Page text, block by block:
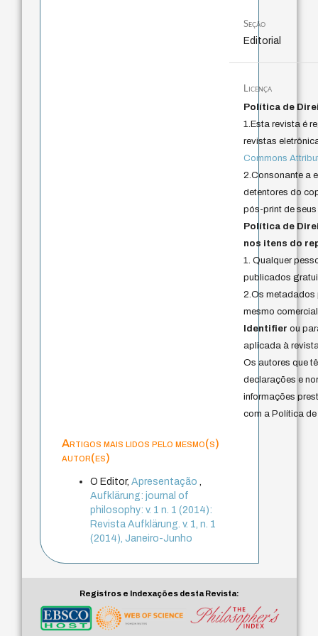
Seção
Editorial
Licença
Política de
1.Esta revista é
revistas
Commons
2.Consonante a
detentores do
pós-print de
Política de
nos itens do
1. Qualquer
publicados
2.Os metadados
mesmo
Identifier ou
aplicada à
Os autores que
declarações e
informações
com a Política
Artigos mais lidos pelo mesmo(s)
autor(es)
O Editor,Apresentação,
Aufklärung: journal of
philosophy: v. 1 n. 1 (2014):
Revista Aufklärung. v. 1, n. 1
(2014), Janeiro-Junho
Registros e Indexações desta Revista: